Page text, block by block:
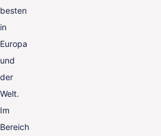
besten
in
Europa
und
der
Welt.
Im
Bereich